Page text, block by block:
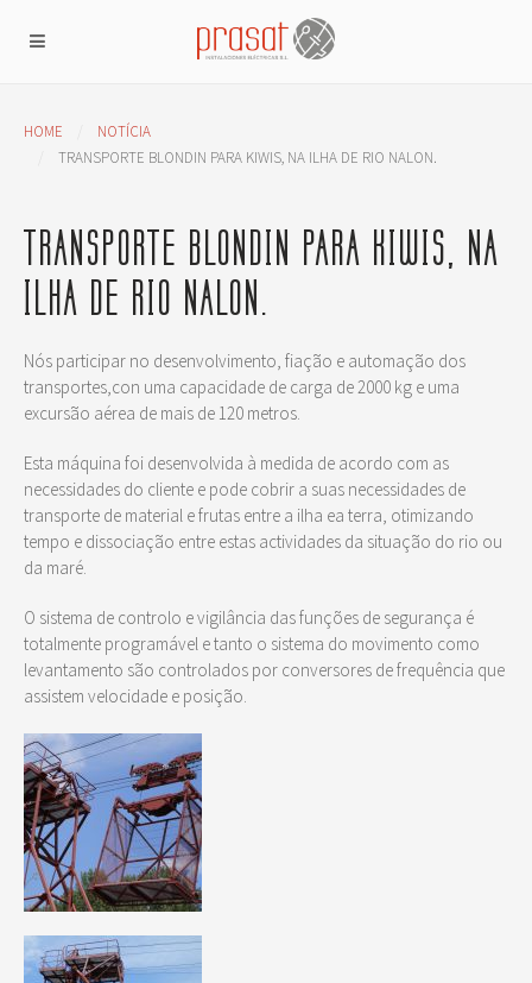
HOME
NOTÍCIA
TRANSPORTE BLONDIN PARA KIWIS, NA ILHA DE RIO NALON.
TRANSPORTE BLONDIN PARA KIWIS, NA
ILHA DE RIO NALON.
Nós participar no desenvolvimento, fiação e automação dos
transportes,con uma capacidade de carga de 2000 kg e uma
excursão aérea de mais de 120 metros.
Esta máquina foi desenvolvida à medida de acordo com as
necessidades do cliente e pode cobrir a suas necessidades de
transporte de material e frutas entre a ilha ea terra, otimizando
tempo e dissociação entre estas actividades da situação do rio ou
da maré.
O sistema de controlo e vigilância das funções de segurança é
totalmente programável e tanto o sistema do movimento como
levantamento são controlados por conversores de frequência que
assistem velocidade e posição.